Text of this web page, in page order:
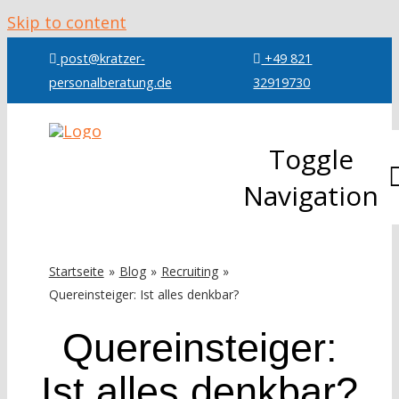
Skip to content
post@kratzer-
personalberatung.de
+49 821
32919730
Toggle
Navigation
Startseite Blog
Recruiting
Quereinsteiger: Ist alles denkbar?
Quereinsteiger: